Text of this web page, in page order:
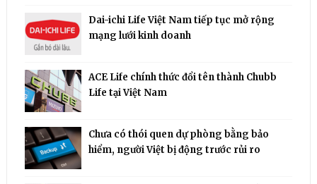
Dai-ichi Life Việt Nam tiếp tục mở rộng
mạng lưới kinh doanh
ACE Life chính thức đổi tên thành Chubb
Life tại Việt Nam
Chưa có thói quen dự phòng bằng bảo
hiểm, người Việt bị động trước rủi ro